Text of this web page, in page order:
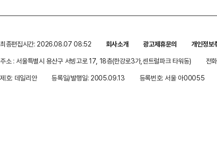
최종편집시간: 2026.08.07 08:52 회사소개 광고제휴문의
개인정보
주소 : 서울특별시 용산구 서빙고로 17, 18층(한강로3가,센트럴파크 타워동)
전
제호: 데일리안
등록일/발행일: 2005.09.13 등록번호: 서울 아00055